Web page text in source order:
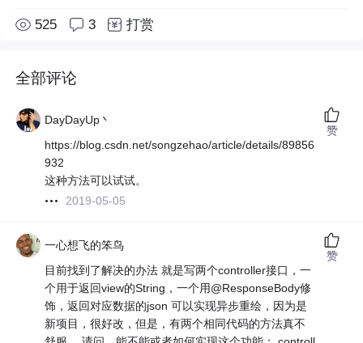
525 3 打赏
全部评论
DayDayUp丶
https://blog.csdn.net/songzehao/article/details/89856
932
这种方法可以试试。
2019-05-05
赞
一心想飞的笨鸟
目前找到了解决的办法 就是写两个controller接口，一
个用于返回view的String，一个用@ResponseBody修
饰，返回对应数据的json 可以实现异步重绘，因为是
新项目，很好改，但是，有两个相同代码的方法真不
赞